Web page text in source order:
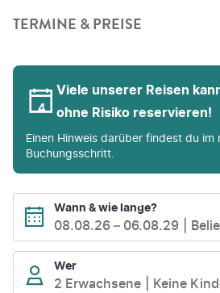
TERMINE & PREISE
Viele unserer Reisen
ohne Risiko reservieren!
Einen Hinweis darüber findest du im
Buchungsschritt.
Wann & wie lange?
08.08.26 – 06.08.29
Wer
2 Erwachsene Keine